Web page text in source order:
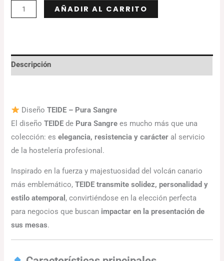
AÑADIR AL CARRITO
Descripción
DiseñoTEIDE – Pura Sangre
El diseñoTEIDE de Pura Sangre es mucho más que una
colección: eselegancia, resistencia y carácter al servicio
de la hostelería profesional.
Inspirado en la fuerza y majestuosidad del volcán canario
más emblemático,TEIDE transmite solidez, personalidad y
estilo atemporal , convirtiéndose en la elección perfecta
para negocios que buscan impactar en la presentación de
sus mesas.